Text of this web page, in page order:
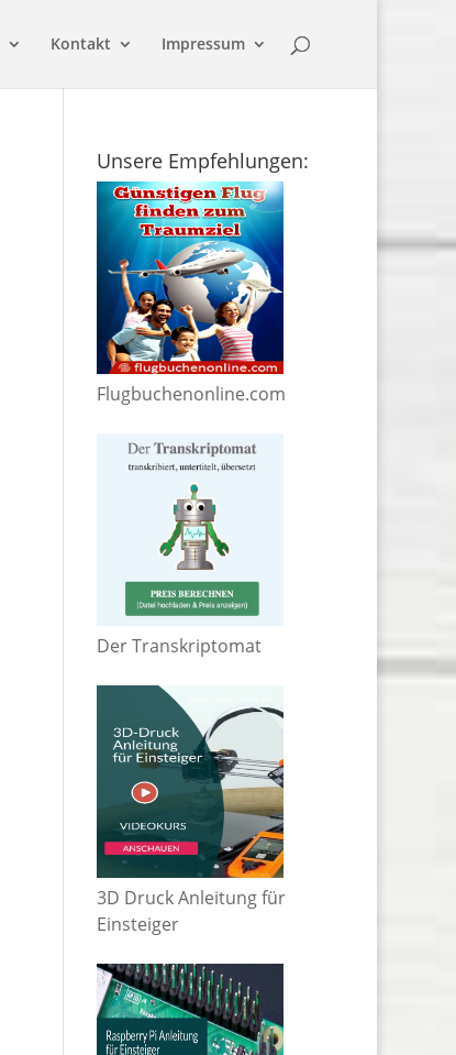
Kontakt Impressum
Unsere Empfehlungen:
Flugbuchenonline.com
Der Transkriptomat
3D Druck Anleitung für
Einsteiger